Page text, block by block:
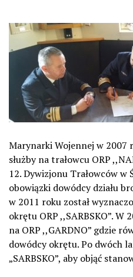
Marynarki Wojennej w 2007
służby na trałowcu ORP
12. Dywizjonu Trałowców w
obowiązki dowódcy działu
w 2011 roku został
okrętu ORP ,,SARBSKO”.
na ORP ,,GARDNO” gdzie
dowódcy okrętu. Po dwóch
„SARBSKO”, aby objąć